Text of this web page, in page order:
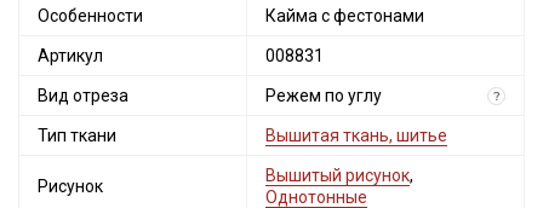
Особенности Кайма с фестонами
Артикул 008831
Вид отреза Режем по углу ?
Тип ткани Вышитая ткань, шитье
Рисунок
Вышитый рисунок,
Однотонные